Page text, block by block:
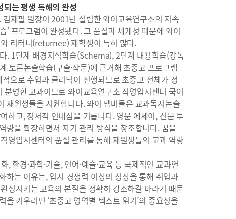
는 평생 독해의 완성
재필 원장이 2001년 설립한 와이교육연구소의 지속
’ 프로그램이 완성됐다. 그 품질과 체계성 때문에 와이
리터니(returnee) 재학생이 특히 많다.
. 1단계 배경지식학습(Schema), 2단계 내용학습(강독
토론논술학습(구술·작문)에 근거해 초중고 프로그램
으로 수업과 클리닉이 진행되므로 초중고 전체가 정
명한 교과이므로 와이교육연구소 직영입시센터 국어
재원생들을 지원합니다. 와이 멤버들은 교과독서논술
하고, 정서적 인내심을 기릅니다. 영문 에세이, 신문 투
량을 확장하면서 자기 관리 방식을 창조합니다. 꿈을
영입시센터의 품질 관리를 통해 재원생들의 교과 역량
, 환경·과학·기술, 언어·예술·교육 등 국제적인 교과연
하는 이유는, 입시 경쟁력 이상의 성장을 통해 취업과
성시키는 교육의 본질을 정확히 강조하길 바라기 때문
키우려면 ‘초중고 영역별 텍스트 읽기’의 중요성을